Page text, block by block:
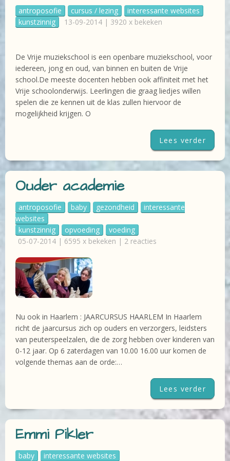
antroposofie cursus / lezing
interessante websites
kunstzinnig
13-09-2014 | 3920 x bekeken
De Vrije muziekschool is een openbare muziekschool, voor
iedereen, jong en oud, van binnen en buiten de Vrije
school.De meeste docenten hebben ook affiniteit met het
Vrije schoolonderwijs. Leerlingen die graag liedjes willen
spelen die ze kennen uit de klas zullen hiervoor de
mogelijkheid krijgen. O
Lees verder
Ouder academie
antroposofie baby gezondheid
interessante
websites
kunstzinnig
opvoeding
voeding
05-07-2014 | 6595 x bekeken | 2 reacties
Nu ook in Haarlem : JAARCURSUS HAARLEM In Haarlem
richt de jaarcursus zich op ouders en verzorgers, leidsters
van peuterspeelzalen, die de zorg hebben over kinderen van
0-12 jaar. Op 6 zaterdagen van 10.00 16.00 uur komen de
volgende themas aan de orde:…
Lees verder
Emmi Pikler
baby
interessante websites